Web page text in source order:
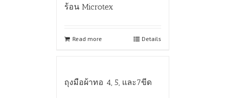
ร้อน Microtex
Read more Details
ถุงมือผ้าทอ 4, 5, และ7ขีด